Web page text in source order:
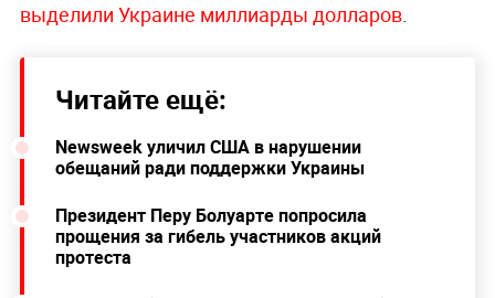
выделили Украине миллиарды долларов.
Читайте ещё:
Newsweek уличил США в нарушении
обещаний ради поддержки Украины
Президент Перу Болуарте попросила
прощения за гибель участников акций
протеста